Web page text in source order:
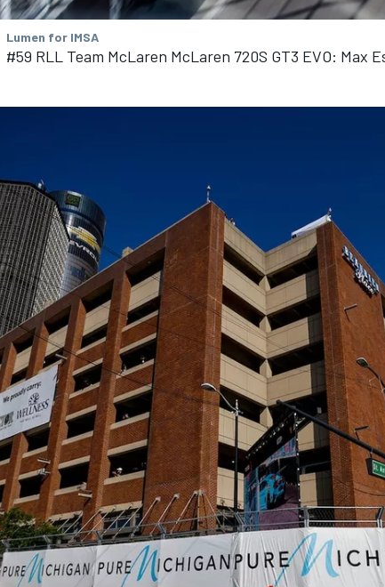
Lumen for IMSA
#59 RLL Team McLaren McLaren 720S GT3 EVO: Max